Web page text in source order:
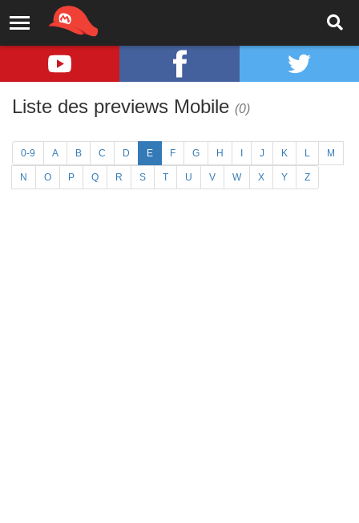
Liste des previews Mobile (0)
0-9 A B C D E F G H J K L M
N O P Q R S T U V W X Y Z